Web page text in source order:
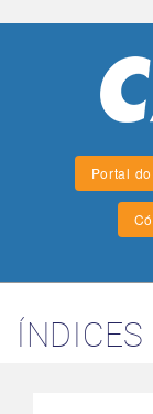
Portal
ÍNDICES